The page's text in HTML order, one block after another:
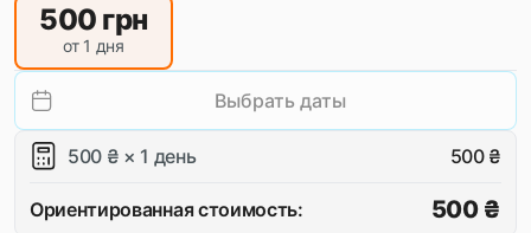
500 грн
от 1 дня
Выбрать даты
500 ₴ × 1 день 500 ₴
Ориентированная стоимость: 500 ₴